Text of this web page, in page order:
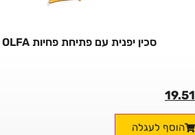
סכין יפנית עם פתיחת פחיות OLFA
19.51
הוסף לעגלה